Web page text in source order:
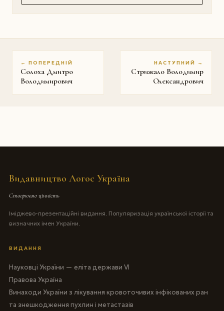
← ПОПЕРЕДНІЙ
Солоха Дмитро
Володимирович
НАСТУПНИЙ →
Стрижало Володимир
Олександрович
Видавництво Логос Україна
Створюємо цінність
Іміджево-презентаційні видання. Популяризація української історії та
визначних імен України.
ВИДАННЯ
Науковці України — еліта держави VI
Правова Україна
Винаходи України з лікування кровоточивих інфікованих ран
та знешкодження пухлин і метастазів